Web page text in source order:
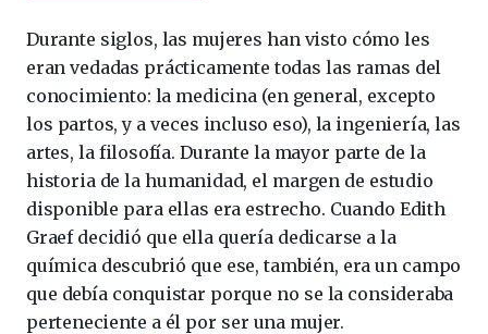
Durante siglos, las mujeres han visto cómo les
eran vedadas prácticamente todas las ramas del
conocimiento: la medicina (en general, excepto
los partos, y a veces incluso eso), la ingeniería, las
artes, la filosofía. Durante la mayor parte de la
historia de la humanidad, el margen de estudio
disponible para ellas era estrecho. Cuando Edith
Graef decidió que ella quería dedicarse a la
química descubrió que ese, también, era un campo
que debía conquistar porque no se la consideraba
perteneciente a él por ser una mujer.